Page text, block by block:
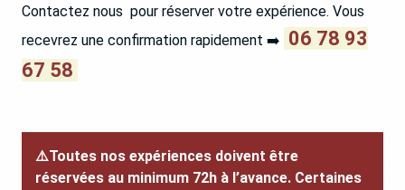
Contactez nous pour réserver votre expérience. Vous
recevrez une confirmation rapidement ➡️ 06 78 93
67 58
⚠️Toutes nos expériences doivent être
réservées au minimum 72h à l’avance. Certaines